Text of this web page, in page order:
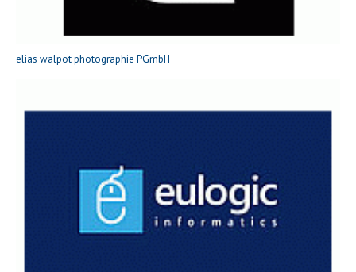
elias walpot photographie PGmbH